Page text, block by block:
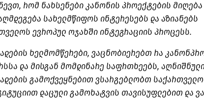
რომ ნახსენები კანონის პროექტების მიღება
სახელმწიფოს ინტერესებს და აზიანებს
ევროპულ ოჯახში ინტეგრაციის პროცესს.
ხელმომწერები, ვაცნობიერებთ რა
და მისგან მომდინარე საფრთხეებს,
გამოქვეყნებით ვსარგებლობთ
დაცული გამოხატვის თავისუფლებით და